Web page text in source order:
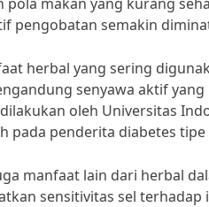
pengobatan semakin
herbal yang sering
senyawa aktif
oleh Universitas
pada penderita diabetes tipe
manfaat lain dari herbal
sensitivitas sel terhadap